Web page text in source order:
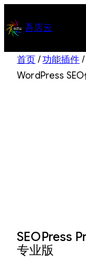
至
吾店云
首页 /功能插件
WordPress
SEOPress
专业版